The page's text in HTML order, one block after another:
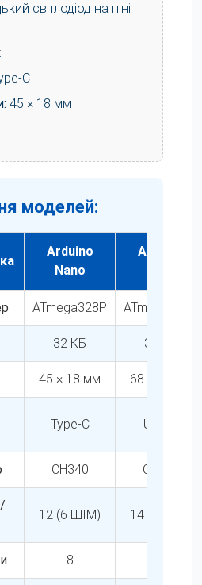
світлодіод на піні
C
45 × 18 мм
моделей:
Arduino
Nano
Arduino
ATmega328P ATmega328P
32 КБ 32 КБ
45 × 18 мм 68 × 53 мм
Type-C USB B
CH340 CH340
12 (6 ШІМ) 14 (6 ШІМ)
8